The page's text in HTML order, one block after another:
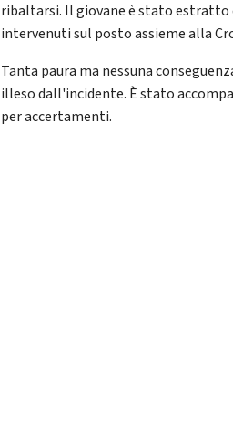
ribaltarsi. Il giovane è stato estratto
intervenuti sul posto assieme alla
Tanta paura ma nessuna
illeso dall'incidente. È stato
per accertamenti.